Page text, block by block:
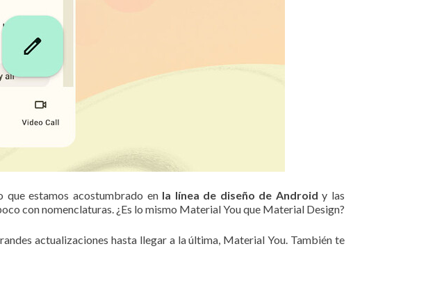
estamos acostumbrado en la línea de diseño de Android y las
con nomenclaturas. ¿Es lo mismo Material You que Material Design?
actualizaciones hasta llegar a la última, Material You. También te